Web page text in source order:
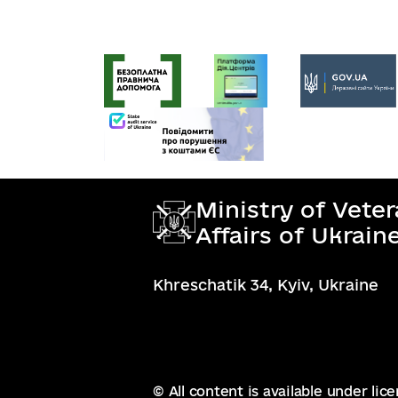
Ministry of
Affairs of
Khreschatik 34, Kyiv, Ukraine
© All content is available under